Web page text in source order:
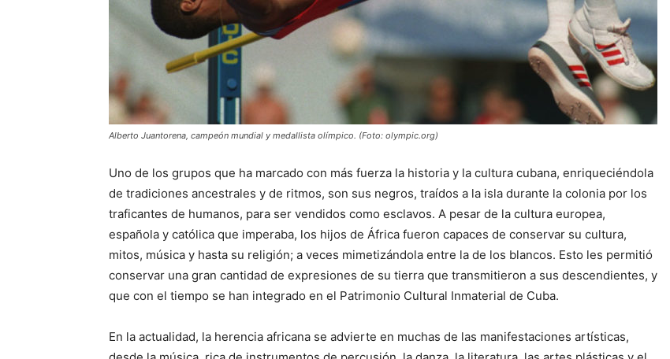
Alberto Juantorena, campeón mundial y medallista olímpico. (Foto: olympic.org)
Uno de los grupos que ha marcado con más fuerza la historia y la cultura cubana, enriqueciéndola
de tradiciones ancestrales y de ritmos, son sus negros, traídos a la isla durante la colonia por los
traficantes de humanos, para ser vendidos como esclavos. A pesar de la cultura europea,
española y católica que imperaba, los hijos de África fueron capaces de conservar su cultura,
mitos, música y hasta su religión; a veces mimetizándola entre la de los blancos. Esto les permitió
conservar una gran cantidad de expresiones de su tierra que transmitieron a sus descendientes, y
que con el tiempo se han integrado en el Patrimonio Cultural Inmaterial de Cuba.
En la actualidad, la herencia africana se advierte en muchas de las manifestaciones artísticas,